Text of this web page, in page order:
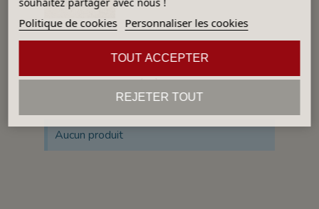
DÉJÀ VUS
Aucun produit
Politique de cookies Personnaliser les cookies
REJETER TOUT
TOUT ACCEPTER